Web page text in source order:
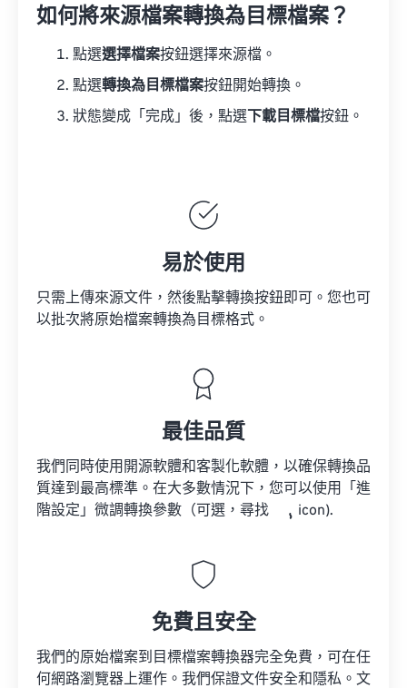
如何將來源檔案轉換為目標檔案？
點選選擇檔案按鈕選擇來源檔。
點選轉換為目標檔案按鈕開始轉換。
狀態變成「完成」後，點選 下載目標檔按鈕。
易於使用
只需上傳來源文件，然後點擊轉換按鈕即可。您也可
以批次將原始檔案轉換為目標格式。
最佳品質
我們同時使用開源軟體和客製化軟體，以確保轉換品
質達到最高標準。在大多數情況下，您可以使用「進
階設定」微調轉換參數（可選，尋找
icon).
免費且安全
我們的原始檔案到目標檔案轉換器完全免費，可在任
何網路瀏覽器上運作。我們保證文件安全和隱私。文